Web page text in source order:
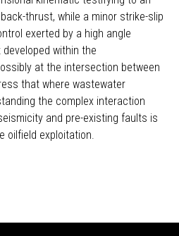
thrust, while a minor strike-slip
exerted by a high angle
within the
at the intersection between
that where wastewater
the complex interaction
and pre-existing faults is
oilfield exploitation.